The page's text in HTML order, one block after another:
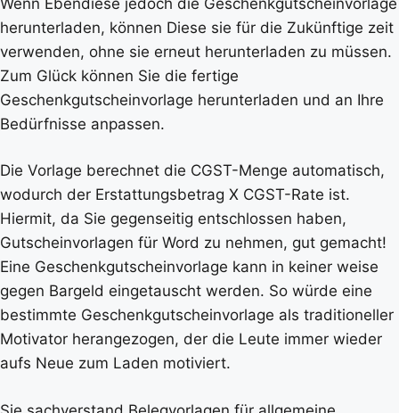
herunterladen, können Diese sie für die Zukünftige zeit
verwenden, ohne sie erneut herunterladen zu müssen.
Zum Glück können Sie die fertige
Geschenkgutscheinvorlage herunterladen und an Ihre
Bedürfnisse anpassen.
Die Vorlage berechnet die CGST-Menge automatisch,
wodurch der Erstattungsbetrag X CGST-Rate ist.
Hiermit, da Sie gegenseitig entschlossen haben,
Gutscheinvorlagen für Word zu nehmen, gut gemacht!
Eine Geschenkgutscheinvorlage kann in keiner weise
gegen Bargeld eingetauscht werden. So würde eine
bestimmte Geschenkgutscheinvorlage als traditioneller
Motivator herangezogen, der die Leute immer wieder
aufs Neue zum Laden motiviert.